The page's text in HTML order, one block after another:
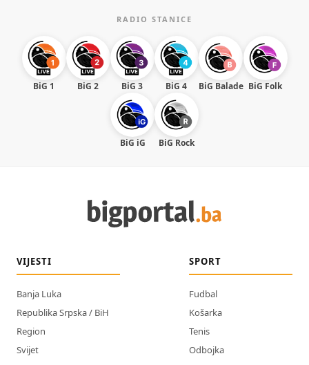
RADIO STANICE
BiG 1 BiG 2 BiG 3 BiG 4 BiG Balade BiG Folk
BiG iG BiG Rock
VIJESTI
Banja Luka
Republika Srpska / BiH
Region
Svijet
SPORT
Fudbal
Košarka
Tenis
Odbojka